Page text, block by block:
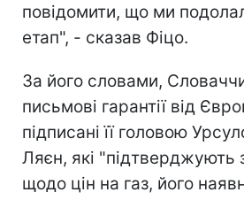
повідомити, що ми
етап", - сказав Фіцо.
За його словами,
письмові гарантії від
підписані її головою
Ляєн, які "підтверджують
щодо цін на газ, його